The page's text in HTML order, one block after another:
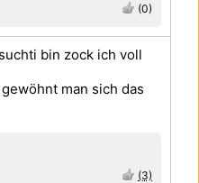
(0)
(3)
bin zock ich voll
man sich das